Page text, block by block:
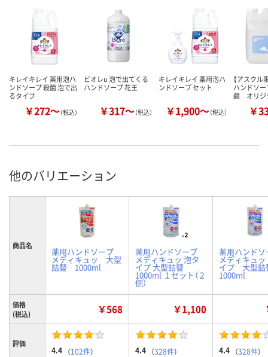
キレイキレイ 薬用泡ハ
ンドソープ 殺菌 泡で出
るタイプ
￥272～（税込）
ビオレu 泡で出てくる
ハンドソープ 花王
￥317～（税込）
キレイキレイ 薬用泡ハ
ンドソープ セット
￥1,900～（税込）
【アスクル
ハンドソ
鹸 オリジ
￥
他のバリエーション
商品名
薬用ハンドソープ
メディキュッ 大型
詰替 1000ml
薬用ハンドソープ
メディキュッ 泡タ
イプ 大型詰替
1000ml １セット（２
個）
薬用ハンド
メディキュ
イプ 大型
1000ml
価格
(税込)
￥568 ￥1,100
評価
4.4 （102件） 4.4 （328件） 4.4 （328件）